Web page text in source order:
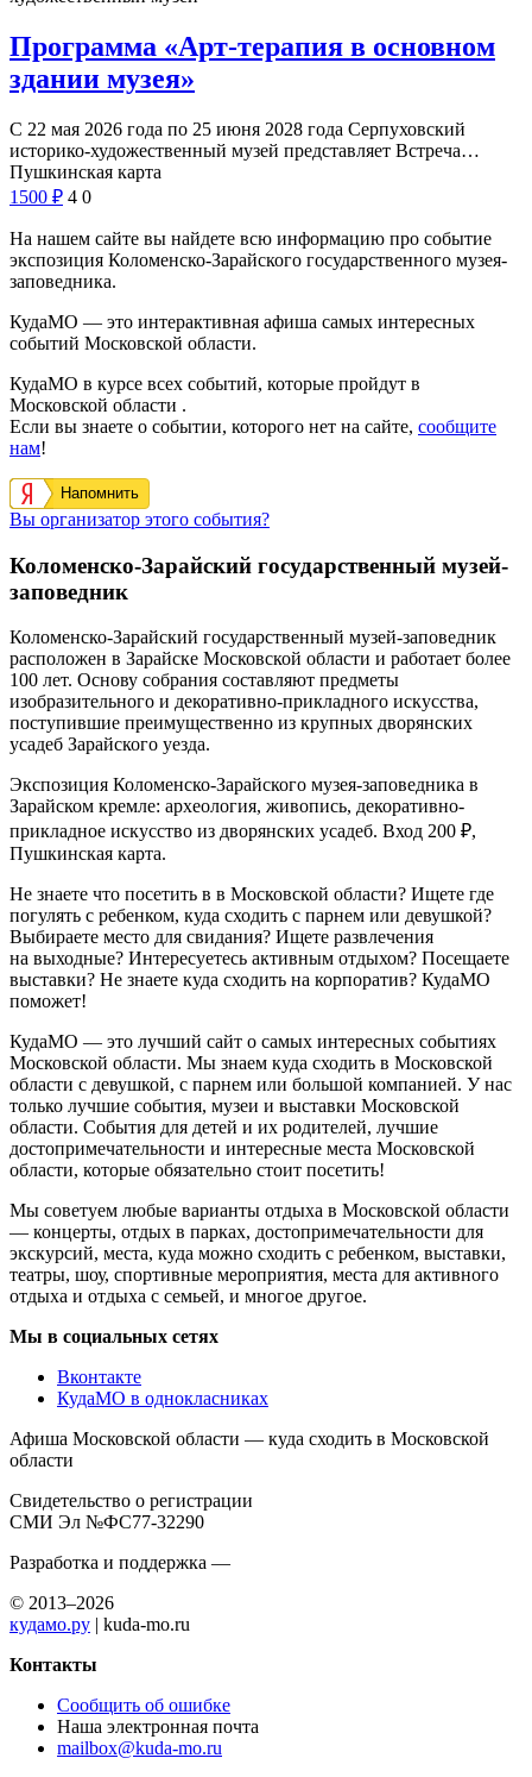
Программа «Арт-терапия в основном
здании музея»
С 22 мая 2026 года по 25 июня 2028 года Серпуховский
историко-художественный музей представляет Встреча…
Пушкинская карта
1500 ₽ 4 0
На нашем сайте вы найдете всю информацию про событие
экспозиция Коломенско-Зарайского государственного музея-
заповедника.
КудаМО — это интерактивная афиша самых интересных
событий Московской области.
КудаМО в курсе всех событий, которые пройдут в
Московской области .
Если вы знаете о событии, которого нет на сайте, сообщите
нам!
Напомнить
Вы организатор этого события?
Коломенско-Зарайский государственный музей-
заповедник
Коломенско-Зарайский государственный музей-заповедник
расположен в Зарайске Московской области и работает более
100 лет. Основу собрания составляют предметы
изобразительного и декоративно-прикладного искусства,
поступившие преимущественно из крупных дворянских
усадеб Зарайского уезда.
Экспозиция Коломенско-Зарайского музея-заповедника в
Зарайском кремле: археология, живопись, декоративно-
прикладное искусство из дворянских усадеб. Вход 200 ₽,
Пушкинская карта.
Не знаете что посетить в в Московской области? Ищете где
погулять с ребенком, куда сходить с парнем или девушкой?
Выбираете место для свидания? Ищете развлечения
на выходные? Интересуетесь активным отдыхом? Посещаете
выставки? Не знаете куда сходить на корпоратив? КудаМО
поможет!
КудаМО — это лучший сайт о самых интересных событиях
Московской области. Мы знаем куда сходить в Московской
области с девушкой, с парнем или большой компанией. У нас
только лучшие события, музеи и выставки Московской
области. События для детей и их родителей, лучшие
достопримечательности и интересные места Московской
области, которые обязательно стоит посетить!
Мы советуем любые варианты отдыха в Московской области
— концерты, отдых в парках, достопримечательности для
экскурсий, места, куда можно сходить с ребенком, выставки,
театры, шоу, спортивные мероприятия, места для активного
отдыха и отдыха с семьей, и многое другое.
Мы в социальных сетях
Вконтакте
КудаМО в однокласниках
Афиша Московской области — куда сходить в Московской
области
Свидетельство о регистрации
СМИ Эл №ФС77-32290
Разработка и поддержка —
© 2013–2026
кудамо.ру | kuda-mo.ru
Контакты
Сообщить об ошибке
Наша электронная почта
mailbox@kuda-mo.ru